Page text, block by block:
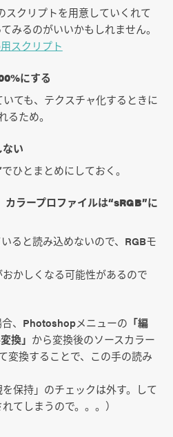
クリプトを用意していくれて
みるのがいいかもしれません。
スクリプト
にする
ても、テクスチャ化するときに
るため。
い
ひとまとめにしておく。
カラープロファイルは“sRGB”に
ると読み込めないので、RGBモ
かしくなる可能性があるので
、Photoshopメニューの 「編
換」 から変換後のソースカラー
変換することで、この手の読み
を保持」のチェックは外す。して
てしまうので。。。）